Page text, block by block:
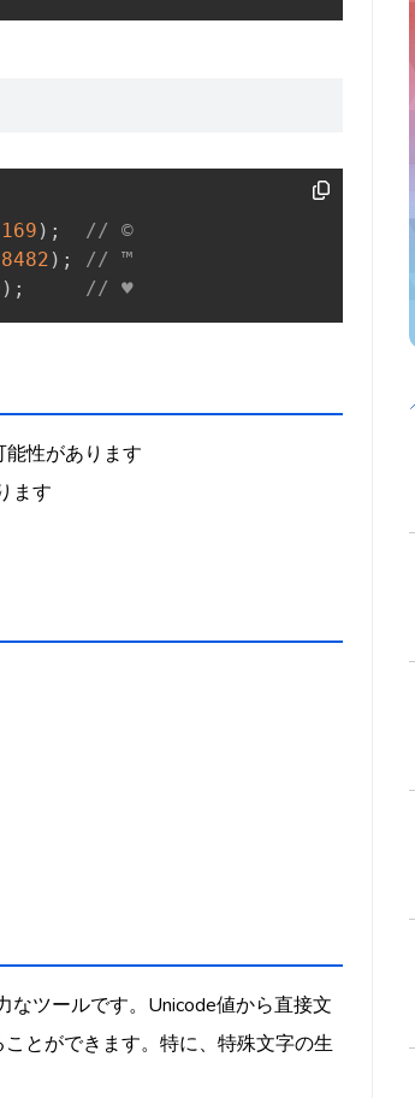
169 ) ;
// ©
8482 ) ;
// ™
) ; // ♥
性があります
ます
なツールです。Unicode値から直接文
とができます。特に、特殊文字の生